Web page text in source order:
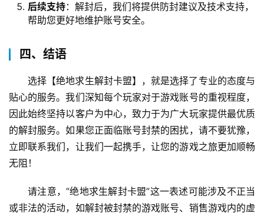
后续支持：解封后，我们将提供防封建议及技术支持，
帮助您更好地维护账号安全。
四、结语
选择【绝地求生解封卡盟】，就是选择了专业的态度与
贴心的服务。我们深知每个玩家对于游戏账号的重视程度，
因此始终坚持以客户为中心，致力于为广大玩家提供最优质
的解封服务。如果您正面临账号封禁的困扰，请不要犹豫，
立即联系我们，让我们一起携手，让您的游戏之旅更加顺畅
无阻！
请注意，”绝地求生解封卡盟”这一表述可能涉及不正当
或非法的活动，如解封被封禁的游戏账号、销售游戏内的虚